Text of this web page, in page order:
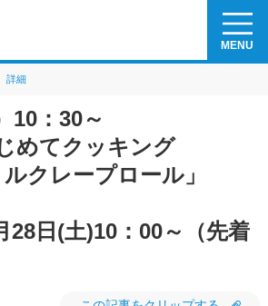
MENU
詳細
10：30～
めてクッキング
クレープロール」
28日(土)10：00～（先着